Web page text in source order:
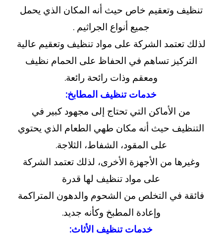
تنظيف وتعقيم خاص حيث أنه المكان الذي يحمل
جميع أنواع الجراثيم .
لذلك تعتمد الشركة على مواد تنظيف وتعقيم عالية
التركيز تساهم في الحفاظ على الحمام نظيف
ومعقم وذات رائحة رائعة.
خدمات تنظيف المطابخ:
من الأماكن التي تحتاج إلى مجهود كبير في
التنظيف حيث أنه مكان طهي الطعام الذي يحتوي
على المقود، الشفاط، الثلاجة.
وغيرها من الأجهزة الأخرى، لذلك تعتمد الشركة
على مواد تنظيف لها قدرة
فائقة في التخلص من الشحوم والدهون المتراكمة
وإعادة المطبخ وكأنه جديد.
خدمات تنظيف الأثاث: